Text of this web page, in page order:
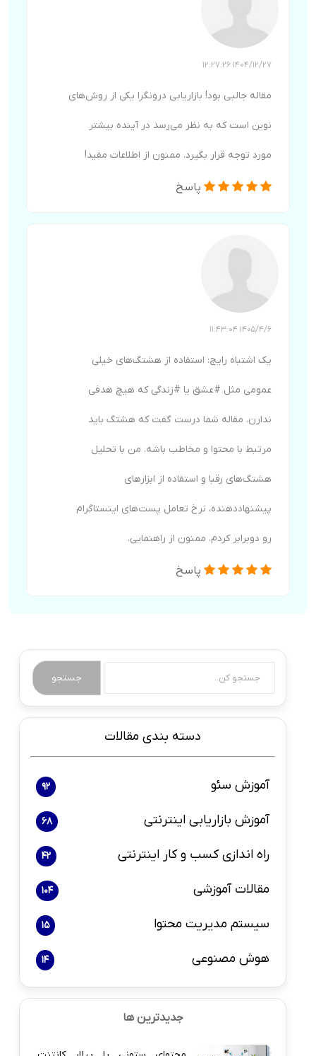
1404/12/27 12:27:26
مقاله جالبی بود! بازاریابی درونگرا یکی از روش‌های
نوین است که به نظر می‌رسد در آینده بیشتر
مورد توجه قرار بگیرد. ممنون از اطلاعات مفید!
پاسخ
1405/4/6 11:43:04
یک اشتباه رایج: استفاده از هشتگ‌های خیلی
عمومی مثل #عشق یا #زندگی که هیچ هدفی
ندارن. مقاله شما درست گفت که هشتگ باید
مرتبط با محتوا و مخاطب باشه. من با تحلیل
هشتگ‌های رقبا و استفاده از ابزارهای
پیشنهاددهنده، نرخ تعامل پست‌های اینستاگرام
رو دوبرابر کردم. ممنون از راهنمایی.
پاسخ
جستجو
دسته بندی مقالات
آموزش سئو 92
آموزش بازاریابی اینترنتی 68
راه اندازی کسب و کار اینترنتی 42
مقالات آموزشی 104
سیستم مدیریت محتوا 15
هوش مصنوعی 14
جدیدترین ها